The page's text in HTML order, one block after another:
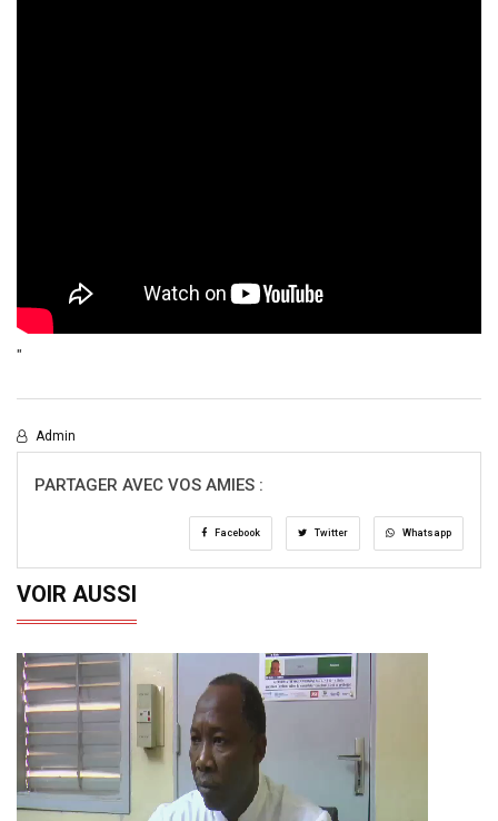
"
Admin
PARTAGER AVEC VOS AMIES :
Facebook Twitter Whatsapp
VOIR AUSSI